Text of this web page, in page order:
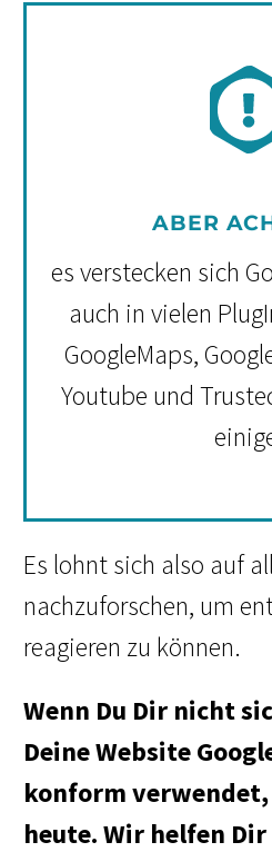
ABER
es verstecken sich
auch in vielen
GoogleMaps,
Youtube und
Es lohnt sich also auf
nachzuforschen, um
reagieren zu können.
Wenn Du Dir nicht
Deine Website
konform verwendet,
heute. Wir helfen